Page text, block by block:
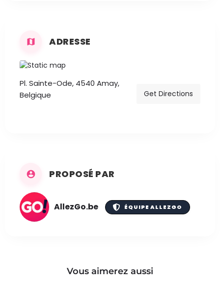
ADRESSE
Pl. Sainte-Ode, 4540 Amay,
Belgique
Get Directions
PROPOSÉ PAR
AllezGo.be ÉQUIPE ALLEZGO
Vous aimerez aussi